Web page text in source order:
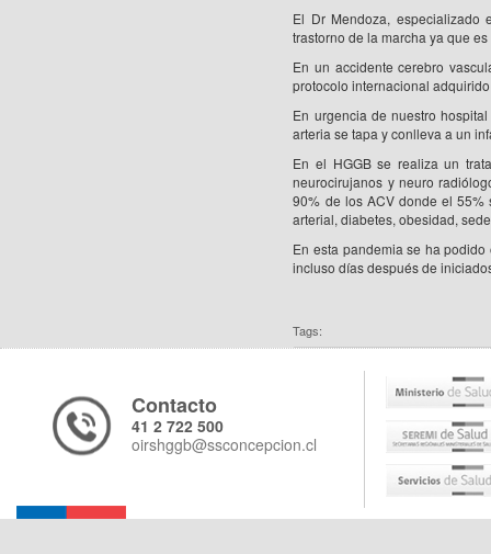
El Dr Mendoza, especializado
trastorno de la marcha ya que
En un accidente cerebro
protocolo internacional
En urgencia de nuestro
arteria se tapa y conlleva a un
En el HGGB se realiza un
neurocirujanos y neuro
90% de los ACV donde el 55%
arterial, diabetes, obesidad,
En esta pandemia se ha
incluso días después de
Tags:
Contacto
41 2 722 500
oirshggb@ssconcepcion.cl